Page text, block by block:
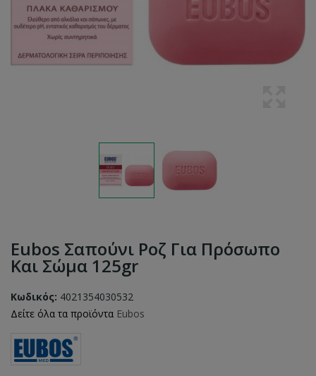
Eubos Σαπούνι Ροζ Για Πρόσωπο
Και Σώμα 125gr
Κωδικός: 4021354030532
Δείτε όλα τα προϊόντα Eubos